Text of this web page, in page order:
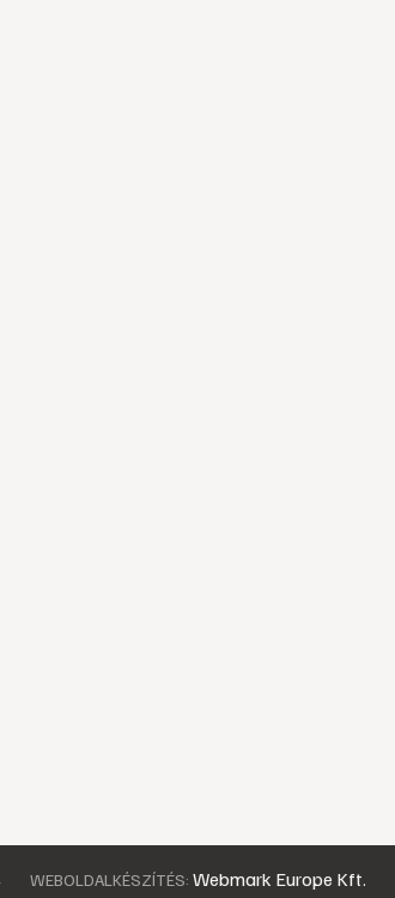
WEBOLDALKÉSZÍTÉS: Webmark Europe Kft.